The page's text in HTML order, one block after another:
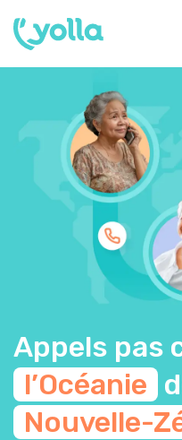
Appels pas
l’Océanie
Nouvelle-